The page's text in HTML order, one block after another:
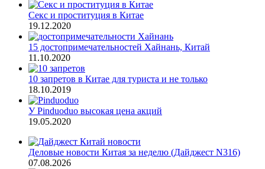
Секс и проституция в Китае
19.12.2020
15 достопримечательностей Хайнань, Китай
11.10.2020
10 запретов в Китае для туриста и не только
18.10.2019
У Pinduoduo высокая цена акций
19.05.2020
Деловые новости Китая за неделю (Дайджест N316)
07.08.2026